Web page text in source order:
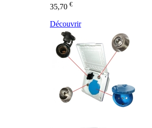
35,70 €
Découvrir